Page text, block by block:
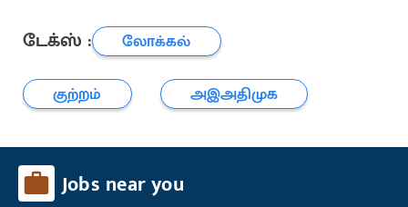
டேக்ஸ் :
லோக்கல்
குற்றம்
அஇஅதிமுக
Jobs near you